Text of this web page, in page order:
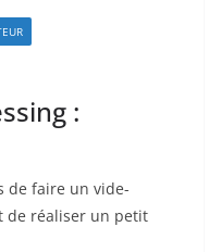
:
de faire un vide-
de réaliser un petit